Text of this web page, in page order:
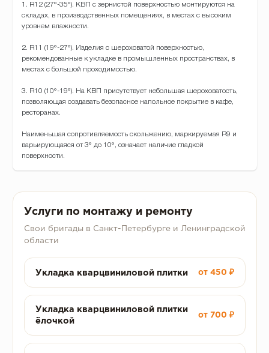
1. R12 (27°-35°). КВП с зернистой поверхностью монтируются на
складах, в производственных помещениях, в местах с высоким
уровнем влажности.
2. R11 (19°-27°). Изделия с шероховатой поверхностью,
рекомендованные к укладке в промышленных пространствах, в
местах с большой проходимостью.
3. R10 (10°-19°). На КВП присутствует небольшая шероховатость,
позволяющая создавать безопасное напольное покрытие в кафе,
ресторанах.
Наименьшая сопротивляемость скольжению, маркируемая R9 и
варьирующаяся от 3° до 10°, означает наличие гладкой
поверхности.
Услуги по монтажу и ремонту
Свои бригады в Санкт-Петербурге и Ленинградской
области
Укладка кварцвиниловой плитки от 450 ₽
Укладка кварцвиниловой плитки
ёлочкой
от 700 ₽